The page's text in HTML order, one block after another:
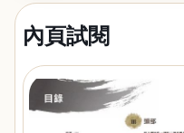
內頁試閱